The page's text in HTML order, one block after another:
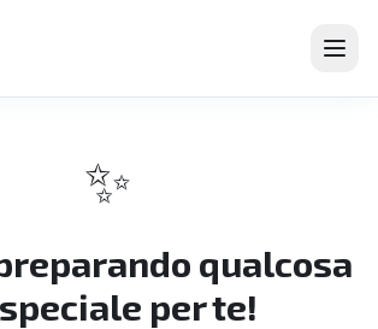
✨
qualcosa
per te!